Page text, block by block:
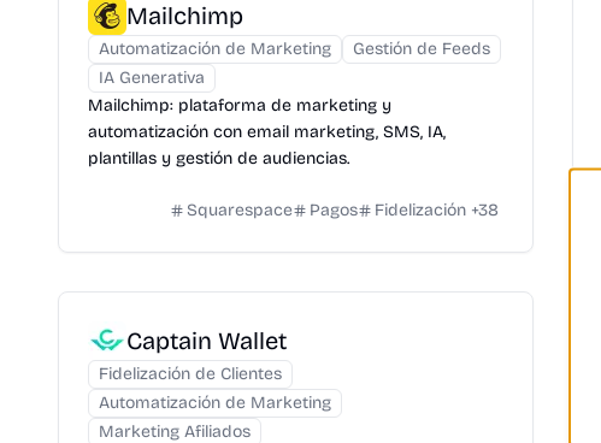
Mailchimp
Automatización de Marketing
Gestión de Feeds
IA Generativa
Mailchimp: plataforma de marketing y
automatización con email marketing, SMS, IA,
plantillas y gestión de audiencias.
Squarespace Pagos Fidelización +38
Captain Wallet
Fidelización de Clientes
Automatización de Marketing
Marketing Afiliados